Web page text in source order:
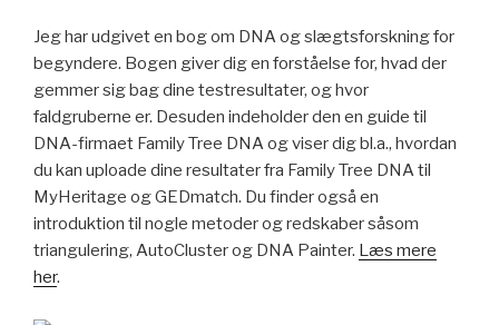
Jeg har udgivet en bog om DNA og slægtsforskning for
begyndere. Bogen giver dig en forståelse for, hvad der
gemmer sig bag dine testresultater, og hvor
faldgruberne er. Desuden indeholder den en guide til
DNA-firmaet Family Tree DNA og viser dig bl.a., hvordan
du kan uploade dine resultater fra Family Tree DNA til
MyHeritage og GEDmatch. Du finder også en
introduktion til nogle metoder og redskaber såsom
triangulering, AutoCluster og DNA Painter. Læs mere
her.